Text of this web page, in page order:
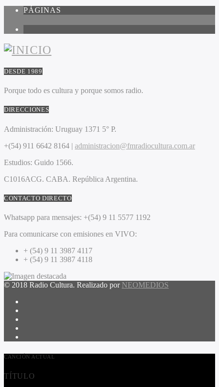
PÁGINAS
DESDE 1989
Porque todo es cultura y porque somos radio.
DIRECCIONES
Administración: Uruguay 1371 5° P.
+(54) 911 6642 8164 | administracion@fmradiocultura.com.ar
Estudios: Guido 1566.
C1016ACG. CABA. República Argentina.
CONTACTO DIRECTO
Whatsapp para mensajes: +(54) 9 11 5577 1192
Para comunicarse con emisiones en VIVO:
+ (54) 9 11 3987 4117
+ (54) 9 11 3987 4118
© 2018 Radio Cultura. Realizado por NEOMEDIOS
CANCIÓN ACTUAL
TÍTULO